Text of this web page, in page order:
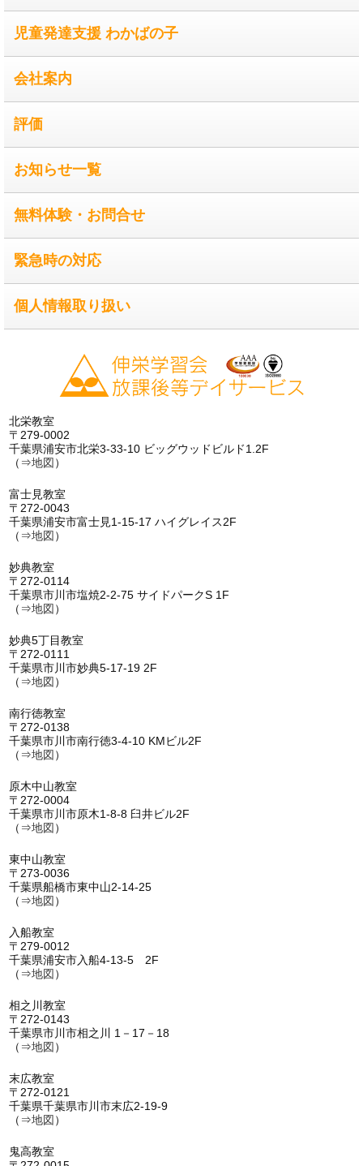
児童発達支援 わかばの子
会社案内
評価
お知らせ一覧
無料体験・お問合せ
緊急時の対応
個人情報取り扱い
北栄教室
〒279-0002
千葉県浦安市北栄3-33-10 ビッグウッドビルド1.2F
（⇒地図 ）
富士見教室
〒272-0043
千葉県浦安市富士見1-15-17 ハイグレイス2F
（⇒地図 ）
妙典教室
〒272-0114
千葉県市川市塩焼2-2-75 サイドパークS 1F
（⇒地図 ）
妙典5丁目教室
〒272-0111
千葉県市川市妙典5-17-19 2F
（⇒地図 ）
南行徳教室
〒272-0138
千葉県市川市南行徳3-4-10 KMビル2F
（⇒地図 ）
原木中山教室
〒272-0004
千葉県市川市原木1-8-8 臼井ビル2F
（⇒地図 ）
東中山教室
〒273-0036
千葉県船橋市東中山2-14-25
（⇒地図 ）
入船教室
〒279-0012
千葉県浦安市入船4-13-5 2F
（⇒地図 ）
相之川教室
〒272-0143
千葉県市川市相之川 1－17－18
（⇒地図 ）
末広教室
〒272-0121
千葉県千葉県市川市末広2-19-9
（⇒地図 ）
鬼高教室